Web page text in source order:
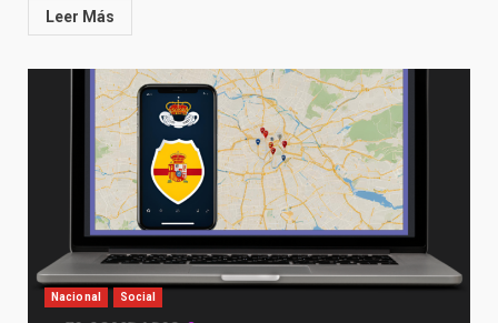
Leer Más
Nacional Social